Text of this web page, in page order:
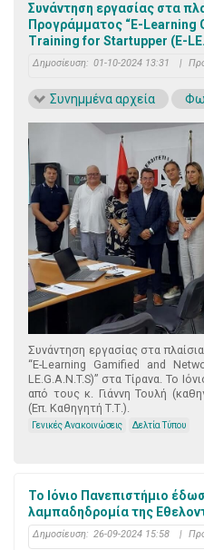
Συνάντηση εργασίας στα
Προγράμματος “E-Learning
Training for Startupper (E-
Δημοσίευση: 01-10-2024 13:31 |
Συνημμένα αρχεία
Συνάντηση εργασίας στα
“E-Learning Gamified and
LE.G.A.N.T.S)” στα Τίρανα. Το
από τους κ. Γιάννη Τουλή
(Επ. Καθηγητή Τ.Τ.).
Γενικές Ανακοινώσεις Δελτία Τύπου
Το Ιόνιο Πανεπιστήμιο
λαμπαδηδρομία της
Δημοσίευση: 26-09-2024 15:58 |